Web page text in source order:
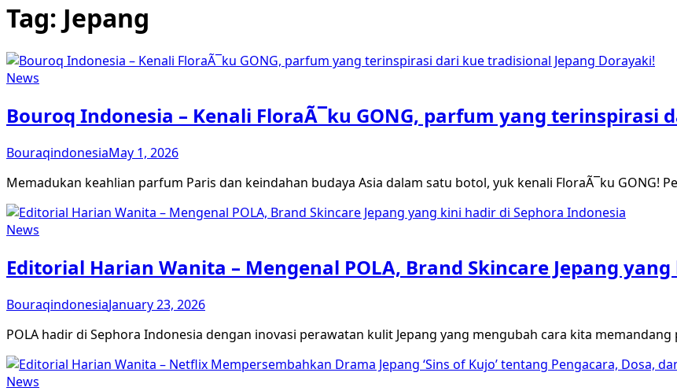
Tag: Jepang
News
Bouroq Indonesia – Kenali FloraÃ¯ku GONG, parfum yang terinspirasi
BouraqindonesiaMay 1, 2026
Memadukan keahlian parfum Paris dan keindahan budaya Asia dalam satu botol, yuk kenali FloraÃ¯ku GONG!
News
Editorial Harian Wanita – Mengenal POLA, Brand Skincare Jepang
BouraqindonesiaJanuary 23, 2026
POLA hadir di Sephora Indonesia dengan inovasi perawatan kulit Jepang yang mengubah cara kita
News